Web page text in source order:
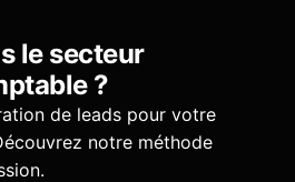
le secteur
?
de leads pour votre
notre méthode